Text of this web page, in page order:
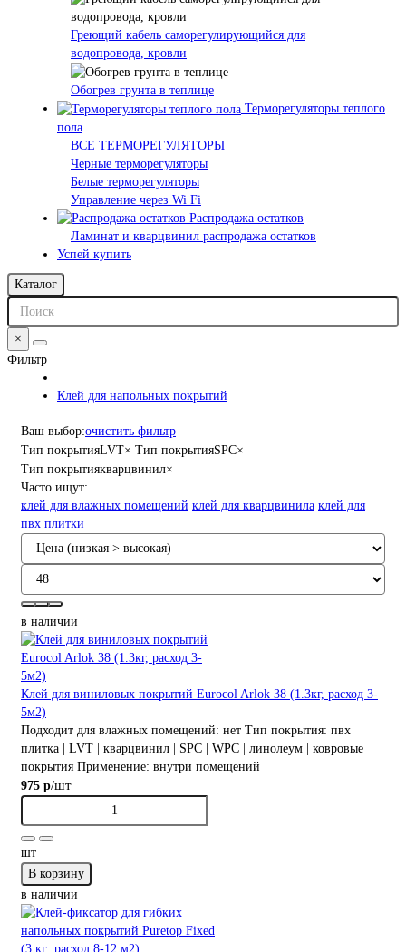
Греющий кабель саморегулирующийся для
водопровода, кровли
Обогрев грунта в теплице
Терморегуляторы теплого
пола
ВСЕ ТЕРМОРЕГУЛЯТОРЫ
Черные терморегуляторы
Белые терморегуляторы
Управление через Wi Fi
Распродажа остатков
Ламинат и кварцвинил распродажа остатков
Успей купить
Каталог
×
Фильтр
Клей для напольных покрытий
Ваш выбор:очистить фильтр
Тип покрытияLVT× Тип покрытияSPC×
Тип покрытиякварцвинил×
Часто ищут:
клей для влажных помещений клей для кварцвинила клей для
пвх плитки
в наличии
Клей для виниловых покрытий Eurocol Arlok 38 (1.3кг, расход 3-
5м2)
Подходит для влажных помещений: нет Тип покрытия: пвх
плитка | LVT | кварцвинил | SPC | WPC | линолеум | ковровые
покрытия Применение: внутри помещений
975 р/шт
шт
В корзину
в наличии